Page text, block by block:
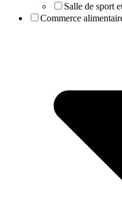
Salle de sport
Commerce